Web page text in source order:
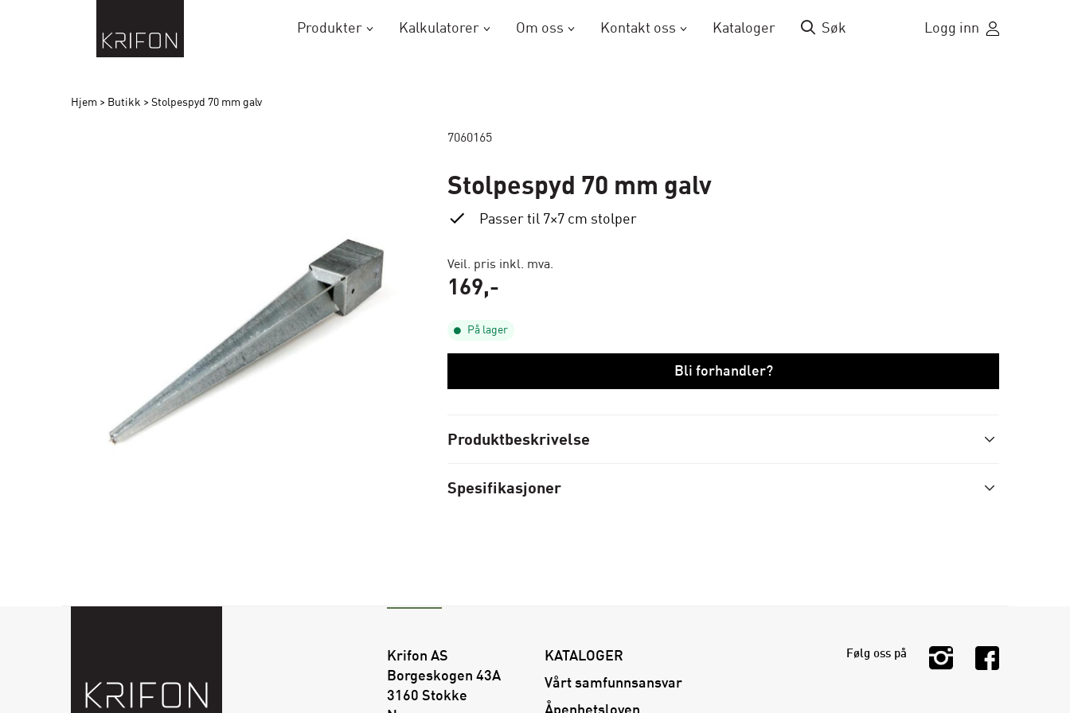
Produkter Kalkulatorer Om oss Kontakt oss Kataloger Søk Logg inn
Hjem > Butikk > Stolpespyd 70 mm galv
7060165
Stolpespyd 70 mm galv
Passer til 7×7 cm stolper
Veil. pris inkl. mva.
169,-
På lager
Bli forhandler?
Produktbeskrivelse
Spesifikasjoner
Krifon AS
Borgeskogen 43A
3160 Stokke
KATALOGER
Vårt samfunnsansvar
Åpenhetsloven
Følg oss på